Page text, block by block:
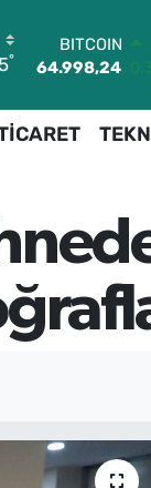
°
BITCOIN
64.998,24
47,7436
EURO
GRAM ALTIN
6660.55
13.779
-14